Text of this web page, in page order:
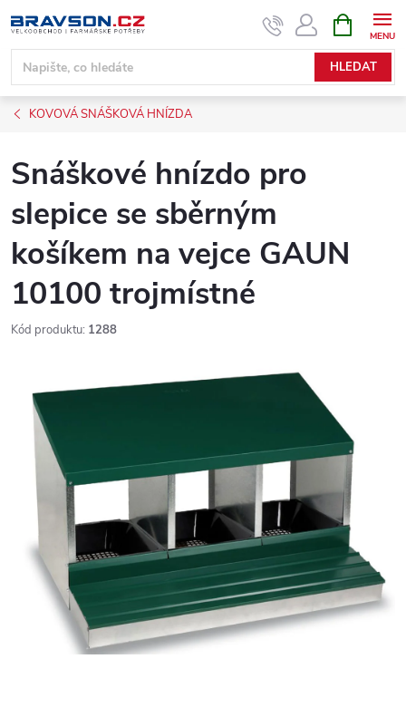
na
obsah
HLEDAT
NÁKUPNÍ
KOŠÍK
KOVOVÁ SNÁŠKOVÁ HNÍZDA
Snáškové hnízdo pro
slepice se sběrným
košíkem na vejce GAUN
10100 trojmístné
Kód produktu: 1288